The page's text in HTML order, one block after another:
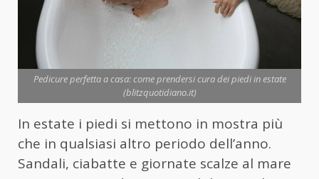
Pedicure perfetta a casa: come prendersi cura dei piedi in estate
(blitzquotidiano.it)
In estate i piedi si mettono in mostra più
che in qualsiasi altro periodo dell’anno.
Sandali, ciabatte e giornate scalze al mare